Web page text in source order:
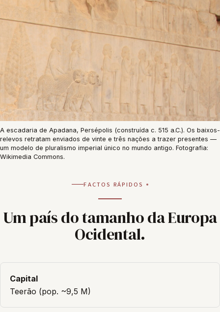
A escadaria de Apadana, Persépolis (construída c. 515 a.C.). Os baixos-
relevos retratam enviados de vinte e três nações a trazer presentes —
um modelo de pluralismo imperial único no mundo antigo. Fotografia:
Wikimedia Commons.
FACTOS RÁPIDOS
Um país do tamanho da Europa
Ocidental.
Capital
Teerão (pop. ~9,5 M)